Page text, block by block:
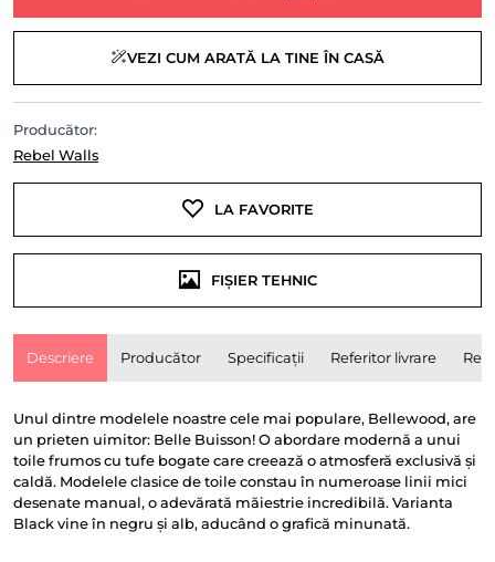
VEZI CUM ARATĂ LA TINE ÎN CASĂ
Producător:
Rebel Walls
LA FAVORITE
FIȘIER TEHNIC
Descriere Producător Specificații Referitor livrare
Unul dintre modelele noastre cele mai populare, Bellewood, are
un prieten uimitor: Belle Buisson! O abordare modernă a unui
toile frumos cu tufe bogate care creează o atmosferă exclusivă și
caldă. Modelele clasice de toile constau în numeroase linii mici
desenate manual, o adevărată măiestrie incredibilă. Varianta
Black vine în negru și alb, aducând o grafică minunată.